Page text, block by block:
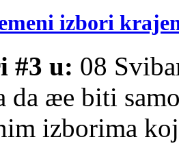
izbori
#3 u: 08
da æe biti
izborima